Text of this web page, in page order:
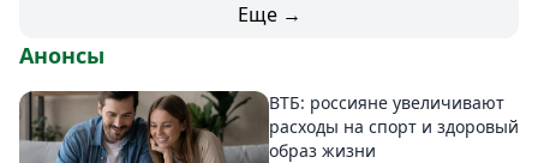
Еще →
Анонсы
ВТБ: россияне увеличивают
расходы на спорт и здоровый
образ жизни